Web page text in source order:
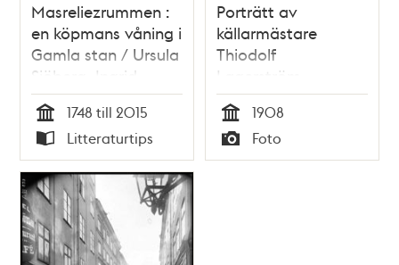
Masreliezrummen :
en köpmans våning i
Gamla stan / Ursula
Sjöberg, Ingrid
Sjöström
Tid
1748 till 2015
Typ
Litteraturtips
Porträtt av
källarmästare
Thiodolf
Lagerström,
innehavare av
Hotell Östergötland.
Tid
1908
Typ
Foto